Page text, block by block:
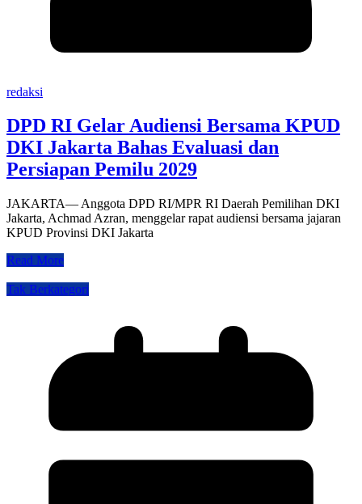
redaksi
DPD RI Gelar Audiensi Bersama KPUD
DKI Jakarta Bahas Evaluasi dan
Persiapan Pemilu 2029
JAKARTA— Anggota DPD RI/MPR RI Daerah Pemilihan DKI
Jakarta, Achmad Azran, menggelar rapat audiensi bersama jajaran
KPUD Provinsi DKI Jakarta
Read More
Tak Berkategori